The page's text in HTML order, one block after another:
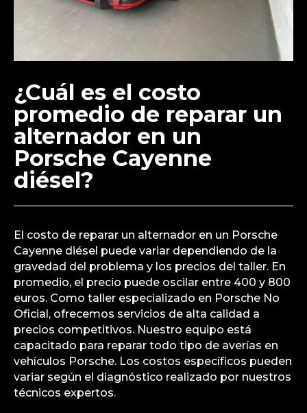
¿Cuál es el costo
promedio de reparar un
alternador en un
Porsche Cayenne
diésel?
El costo de reparar un alternador en un Porsche
Cayenne diésel puede variar dependiendo de la
gravedad del problema y los precios del taller. En
promedio, el precio puede oscilar entre 400 y 800
euros. Como taller especializado en Porsche No
Oficial, ofrecemos servicios de alta calidad a
precios competitivos. Nuestro equipo está
capacitado para reparar todo tipo de averías en
vehículos Porsche. Los costos específicos pueden
variar según el diagnóstico realizado por nuestros
técnicos expertos.